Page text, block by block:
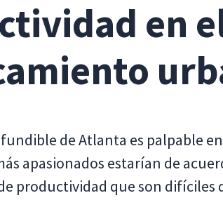
en
de Atlanta es palpable
apasionados estarían de
productividad que son difíciles